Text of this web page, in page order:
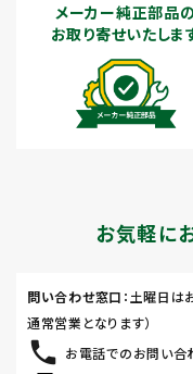
メーカー純正部品の
お取り寄せいたしま
お気軽に
お電話でのお問い合
問い合わせ窓口 ：土曜日は
通常営業となります）